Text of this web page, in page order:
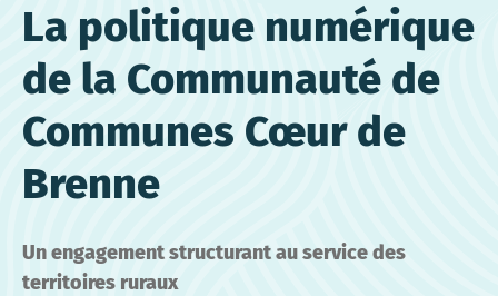
La politique numérique
de la Communauté de
Communes Cœur de
Brenne
Un engagement structurant au service des
territoires ruraux